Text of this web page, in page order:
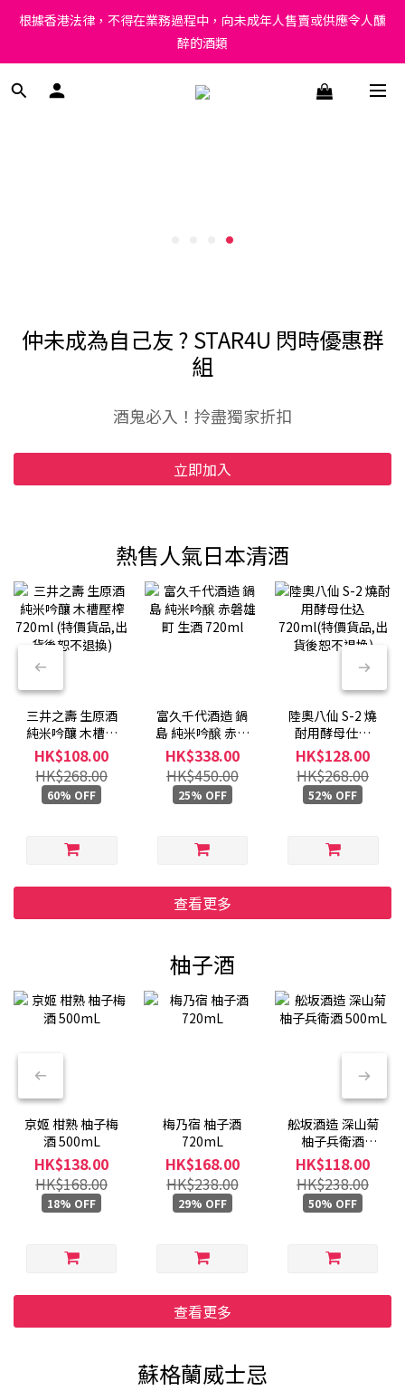
根據香港法律，不得在業務過程中，向未成年人售賣或供應令人醺
醉的酒類
根據香港法律，不得在業務過程中，向未成年人售賣或供應令人醺
醉的酒類
Under the law of Hong Kong, intoxicating liquor must not be
仲未成為自己友 ? STAR4U 閃時優惠群
組
酒鬼必入！拎盡獨家折扣
立即加入
熱售人氣日本清酒
三井之壽 生原酒
純米吟釀 木槽壓
榨 720ml (特價
貨品,出貨後恕不
退換)
HK$108.00
HK$268.00
60% OFF
富久千代酒造 鍋
島 純米吟醸 赤磐
雄町 生酒 720ml
HK$338.00
HK$450.00
25% OFF
陸奧八仙 S-2 燒
酎用酵母仕込
720ml(特價貨品,
出貨後恕不退換)
HK$128.00
HK$268.00
52% OFF
查看更多
柚子酒
京姬 柑熟 柚子梅
酒 500mL
HK$138.00
HK$168.00
18% OFF
梅乃宿 柚子酒
720mL
HK$168.00
HK$238.00
29% OFF
舩坂酒造 深山菊
柚子兵衛酒
500mL
HK$118.00
HK$238.00
50% OFF
查看更多
蘇格蘭威士忌